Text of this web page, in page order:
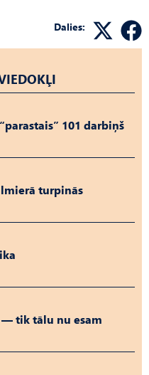
Dalies:
101 darbiņš
turpinās
tik tālu nu esam